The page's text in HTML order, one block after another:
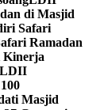
di Masjid
Safari
Ramadan
Kinerja
LDII
Masjid